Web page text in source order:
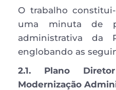
O trabalho
uma minuta de
administrativa da
englobando as
2.1. Plano
Modernização